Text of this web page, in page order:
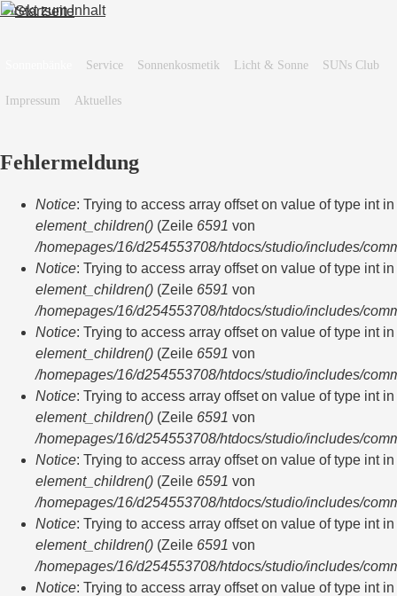
Direkt zum Inhalt
Service Sonnenkosmetik Licht & Sonne SUNs Club
Impressum Aktuelles
Fehlermeldung
Notice: Trying to access array offset on value of type int in
element_children() (Zeile 6591 von
/homepages/16/d254553708/htdocs/studio/includes/
Notice: Trying to access array offset on value of type int in
element_children() (Zeile 6591 von
/homepages/16/d254553708/htdocs/studio/includes/
Notice: Trying to access array offset on value of type int in
element_children() (Zeile 6591 von
/homepages/16/d254553708/htdocs/studio/includes/
Notice: Trying to access array offset on value of type int in
element_children() (Zeile 6591 von
/homepages/16/d254553708/htdocs/studio/includes/
Notice: Trying to access array offset on value of type int in
element_children() (Zeile 6591 von
/homepages/16/d254553708/htdocs/studio/includes/
Notice: Trying to access array offset on value of type int in
element_children() (Zeile 6591 von
/homepages/16/d254553708/htdocs/studio/includes/
Notice: Trying to access array offset on value of type int in